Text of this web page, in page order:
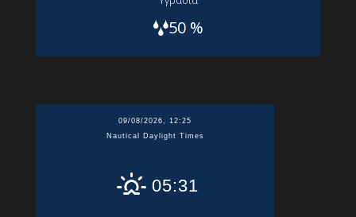
50 %
09/08/2026, 12:25
Nautical Daylight Times
05:31